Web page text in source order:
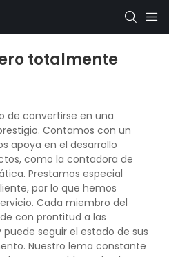
totalmente
de convertirse en una
Contamos con un
apoya en el desarrollo
como la contadora de
Prestamos especial
por lo que hemos
Cada miembro del
con prontitud a las
seguir el estado de sus
Nuestro lema constante